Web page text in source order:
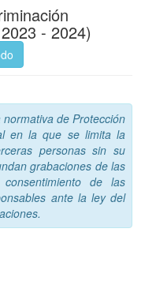
- 2024)
de Protección
en la que se limita la
personas sin su
grabaciones de las
de las
ante la ley del